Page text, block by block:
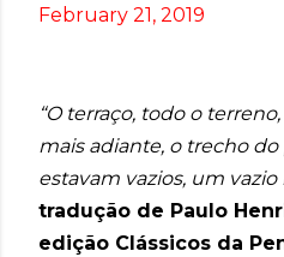
February 21, 2019
“O terraço, todo o
mais adiante, o trecho
estavam vazios, um vazio
tradução de Paulo
edição Clássicos da